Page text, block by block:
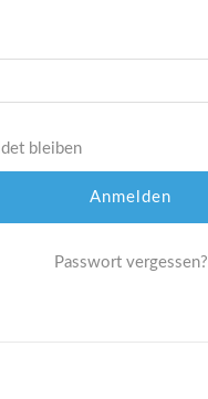
bleiben
Passwort vergessen?